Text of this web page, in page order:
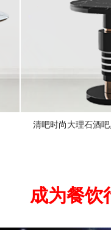
清吧时尚大理石酒
成为餐饮